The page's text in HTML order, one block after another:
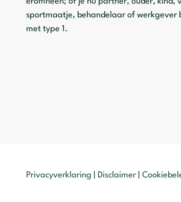
sportmaatje, behandelaar of werkgever
met type 1.
Privacyverklaring Disclaimer